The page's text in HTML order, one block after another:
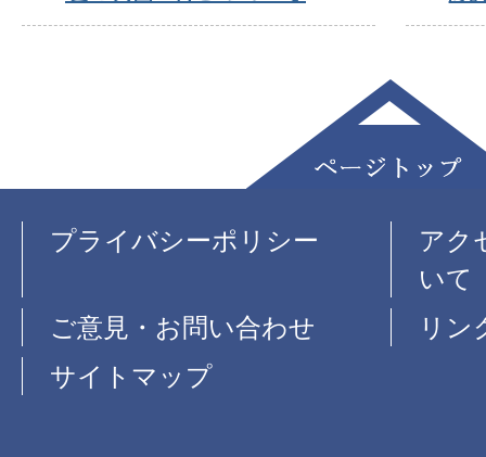
プライバシーポリシー
アク
いて
ご意見・お問い合わせ
リン
サイトマップ